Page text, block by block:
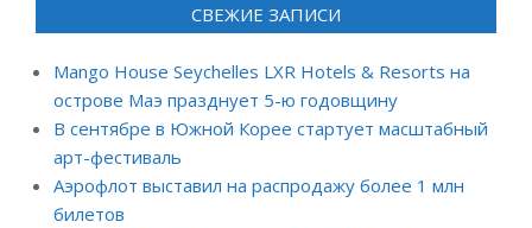
СВЕЖИЕ ЗАПИСИ
Mango House Seychelles LXR Hotels & Resorts на
острове Маэ празднует 5-ю годовщину
В сентябре в Южной Корее стартует масштабный
арт-фестиваль
Аэрофлот выставил на распродажу более 1 млн
билетов